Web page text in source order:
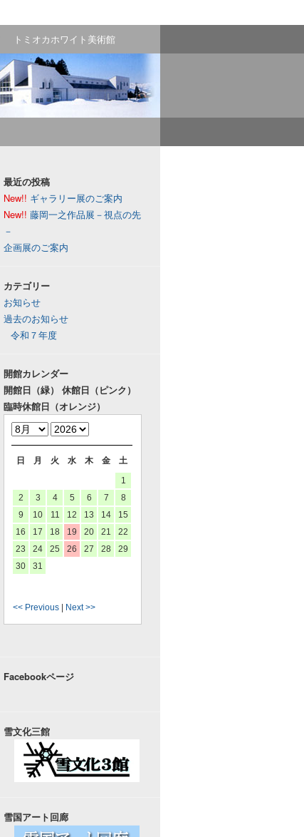
トミオカホワイト美術館
最近の投稿
New!! ギャラリー展のご案内
New!! 藤岡一之作品展－視点の先
－
企画展のご案内
カテゴリー
お知らせ
過去のお知らせ
令和７年度
開館カレンダー
開館日（緑） 休館日（ピンク）
臨時休館日（オレンジ）
日 月 火 水 木 金 土
<< Previous Next >>
1
2
3 4 5 6 7
8
9
10 11 12 13 14
15
16
17 18 19 20 21
22
23
24 25 26 27 28
29
30
31
Facebookページ
雪文化三館
雪国アート回廊